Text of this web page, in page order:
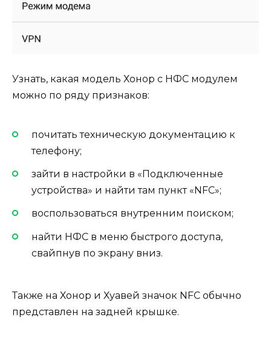
Узнать, какая модель Хонор с НФС модулем
можно по ряду признаков:
почитать техническую документацию к
телефону;
зайти в настройки в «Подключенные
устройства» и найти там пункт «NFC»;
воспользоваться внутренним поиском;
найти НФС в меню быстрого доступа,
свайпнув по экрану вниз.
Также на Хонор и Хуавей значок NFC обычно
представлен на задней крышке.